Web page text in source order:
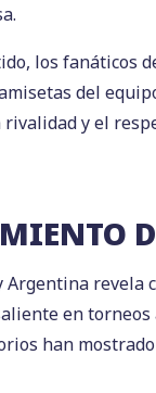
los fanáticos
del
rivalidad y el
en
han